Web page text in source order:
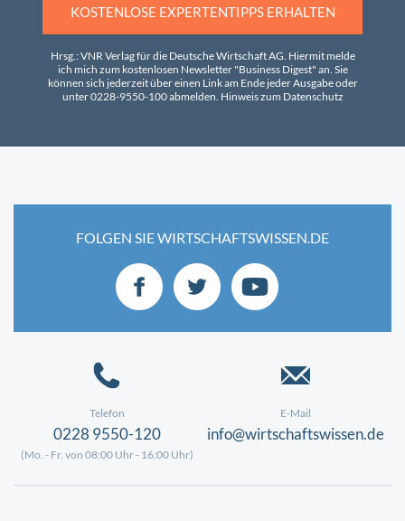
KOSTENLOSE EXPERTENTIPPS ERHALTEN
Hrsg.: VNR Verlag für die Deutsche Wirtschaft AG. Hiermit melde
ich mich zum kostenlosen Newsletter "Business Digest" an. Sie
können sich jederzeit über einen Link am Ende jeder Ausgabe oder
unter 0228-9550-100 abmelden. Hinweis zum Datenschutz
FOLGEN SIE WIRTSCHAFTSWISSEN.DE
Telefon
0228 9550-120
(Mo. - Fr. von 08:00 Uhr - 16:00 Uhr)
E-Mail
info@wirtschaftswissen.de